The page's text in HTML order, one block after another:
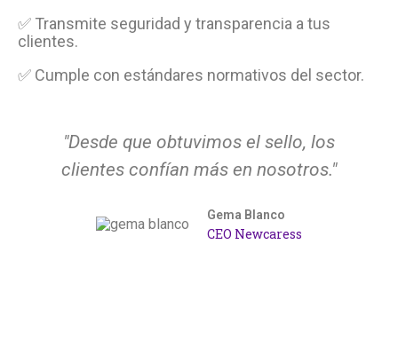
✅ Transmite seguridad y transparencia a tus
clientes.
✅ Cumple con estándares normativos del sector.
"Desde que obtuvimos el sello, los
clientes confían más en nosotros."
Gema Blanco
CEO Newcaress